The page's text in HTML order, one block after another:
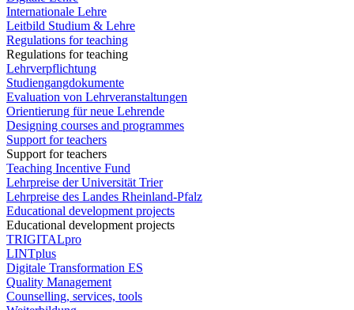
Internationale Lehre
Leitbild Studium & Lehre
Regulations for teaching
Regulations for teaching
Lehrverpflichtung
Studiengangdokumente
Evaluation von Lehrveranstaltungen
Orientierung für neue Lehrende
Designing courses and programmes
Support for teachers
Support for teachers
Teaching Incentive Fund
Lehrpreise der Universität Trier
Lehrpreise des Landes Rheinland-Pfalz
Educational development projects
Educational development projects
TRIGITALpro
LINTplus
Digitale Transformation ES
Quality Management
Counselling, services, tools